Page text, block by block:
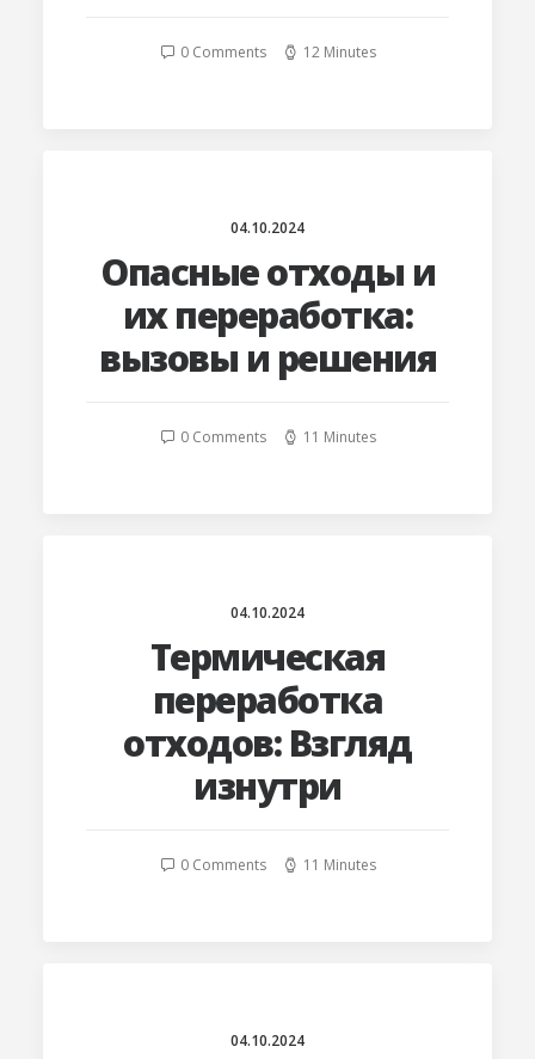
0 Comments 12 Minutes
04.10.2024
Опасные отходы и
их переработка:
вызовы и решения
0 Comments 11 Minutes
04.10.2024
Термическая
переработка
отходов: Взгляд
изнутри
0 Comments 11 Minutes
04.10.2024